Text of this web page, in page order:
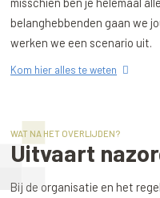
belanghebbenden gaan we
werken we een scenario uit.
Kom hier alles te weten
WAT NA HET OVERLIJDEN?
Uitvaart
Bij de organisatie en het